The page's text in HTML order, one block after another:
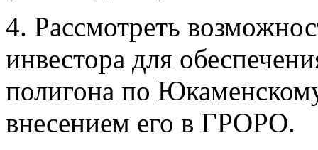
4. Рассмотреть
инвестора для
полигона по
внесением его в ГРОРО.